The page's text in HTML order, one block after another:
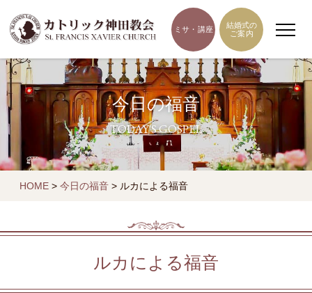
ミサ・講座
結婚式の
ご案内
今日の福音
TODAY'S GOSPEL
HOME > 今日の福音 > ルカによる福音
ルカによる福音